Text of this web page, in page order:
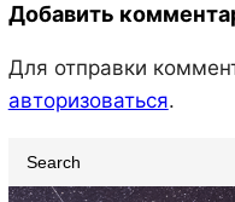
Добавить
Для отправки
авторизоваться.
e